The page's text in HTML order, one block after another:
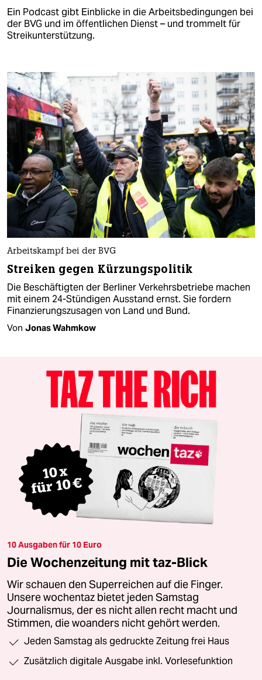
Ein Podcast gibt Einblicke in die Arbeitsbedingungen bei
der BVG und im öffentlichen Dienst – und trommelt für
Streikunterstützung.
Arbeitskampf bei der BVG
Streiken gegen Kürzungspolitik
Die Beschäftigten der Berliner Verkehrsbetriebe machen
mit einem 24-Stündigen Ausstand ernst. Sie fordern
Finanzierungszusagen von Land und Bund.
Von Jonas Wahmkow
10 Ausgaben für 10 Euro
Die Wochenzeitung mit taz-Blick
Wir schauen den Superreichen auf die Finger.
Unsere wochentaz bietet jeden Samstag
Journalismus, der es nicht allen recht macht und
Stimmen, die woanders nicht gehört werden.
Jeden Samstag als gedruckte Zeitung frei Haus
Zusätzlich digitale Ausgabe inkl. Vorlesefunktion